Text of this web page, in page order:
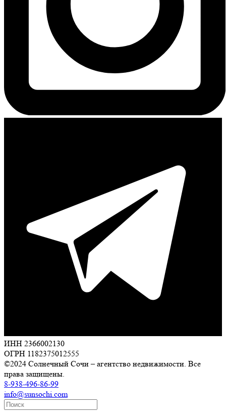
ИНН 2366002130
ОГРН 1182375012555
©2024 Солнечный Сочи – агентство недвижимости. Все
права защищены.
8-938-496-86-99
info@sunsochi.com